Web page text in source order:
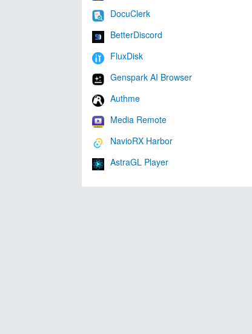
DocuClerk
BetterDiscord
FluxDisk
Genspark AI Browser
Authme
Media Remote
NavioRX Harbor
AstraGL Player